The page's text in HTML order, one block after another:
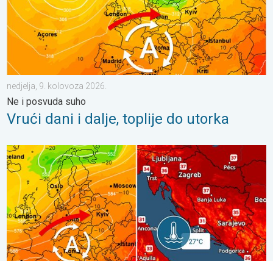
nedjelja, 9. kolovoza 2026.
Ne i posvuda suho
Vrući dani i dalje, toplije do utorka
Vrlo vrući ljetni dani se nižu. Temperatura mora 27°C. . .